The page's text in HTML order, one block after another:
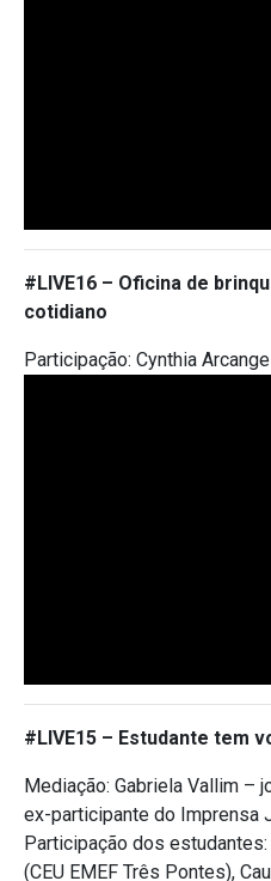
#LIVE16 – Oficina de
cotidiano
Participação: Cynthia
#LIVE15 – Estudante tem
Mediação: Gabriela Vallim –
ex-participante do Imprensa
Participação dos
(CEU EMEF Três Pontes),